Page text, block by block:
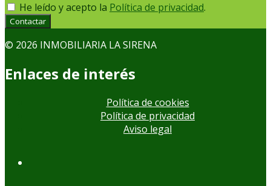
He leído y acepto la Política de privacidad.
Contactar
© 2026 INMOBILIARIA LA SIRENA
Enlaces de interés
Política de cookies
Política de privacidad
Aviso legal